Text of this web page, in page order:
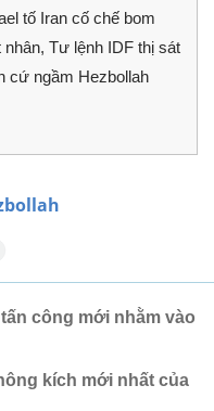
tố Iran cố chế bom
nhân, Tư lệnh IDF thị sát
cứ ngầm Hezbollah
công mới nhằm vào
kích mới nhất của